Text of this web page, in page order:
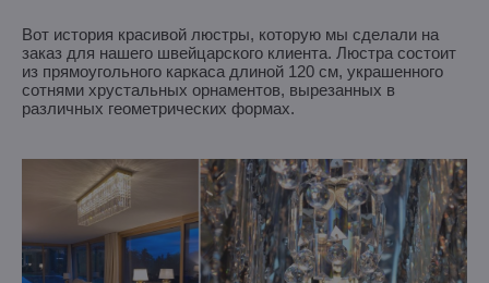
Вот история красивой люстры, которую мы сделали на
заказ для нашего швейцарского клиента. Люстра состоит
из прямоугольного каркаса длиной 120 см, украшенного
сотнями хрустальных орнаментов, вырезанных в
различных геометрических формах.